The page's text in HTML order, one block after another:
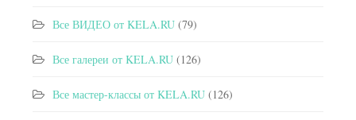
Все ВИДЕО от KELA.RU (79)
Все галереи от KELA.RU (126)
Все мастер-классы от KELA.RU (126)